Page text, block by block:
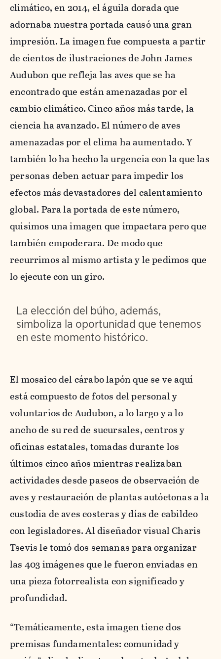
climático, en 2014, el águila dorada que
adornaba nuestra portada causó una gran
impresión. La imagen fue compuesta a partir
de cientos de ilustraciones de John James
Audubon que refleja las aves que se ha
encontrado que están amenazadas por el
cambio climático. Cinco años más tarde, la
ciencia ha avanzado. El número de aves
amenazadas por el clima ha aumentado. Y
también lo ha hecho la urgencia con la que las
personas deben actuar para impedir los
efectos más devastadores del calentamiento
global. Para la portada de este número,
quisimos una imagen que impactara pero que
también empoderara. De modo que
recurrimos al mismo artista y le pedimos que
lo ejecute con un giro.
La elección del búho, además,
simboliza la oportunidad que tenemos
en este momento histórico.
El mosaico del cárabo lapón que se ve aquí
está compuesto de fotos del personal y
voluntarios de Audubon, a lo largo y a lo
ancho de su red de sucursales, centros y
oficinas estatales, tomadas durante los
últimos cinco años mientras realizaban
actividades desde paseos de observación de
aves y restauración de plantas autóctonas a la
custodia de aves costeras y días de cabildeo
con legisladores. Al diseñador visual Charis
Tsevis le tomó dos semanas para organizar
las 403 imágenes que le fueron enviadas en
una pieza fotorrealista con significado y
profundidad.
“Temáticamente, esta imagen tiene dos
premisas fundamentales: comunidad y